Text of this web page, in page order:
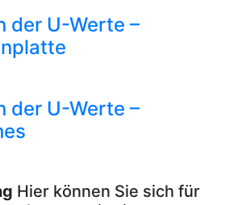
der U-Werte –
der U-Werte –
Hier können Sie sich für